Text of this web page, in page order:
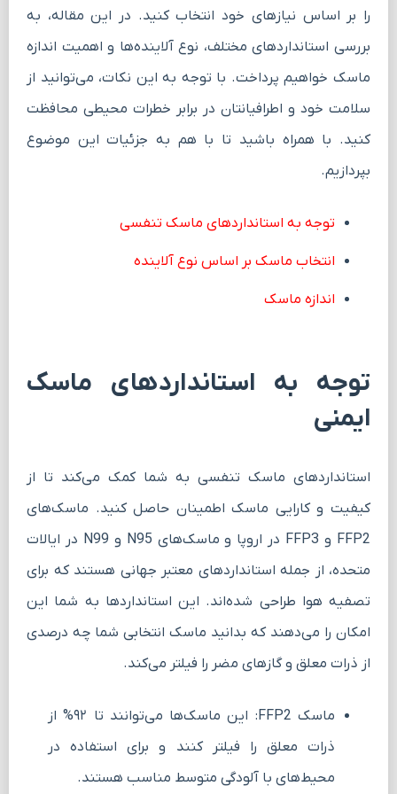
را بر اساس نیازهای خود انتخاب کنید. در این مقاله، به
بررسی استانداردهای مختلف، نوع آلاینده‌ها و اهمیت اندازه
ماسک خواهیم پرداخت. با توجه به این نکات، می‌توانید از
سلامت خود و اطرافیانتان در برابر خطرات محیطی محافظت
کنید. با همراه باشید تا با هم به جزئیات این موضوع
بپردازیم.
توجه به استانداردهای ماسک تنفسی
انتخاب ماسک بر اساس نوع آلاینده
اندازه ماسک
توجه به استانداردهای ماسک
ایمنی
استانداردهای ماسک تنفسی به شما کمک می‌کند تا از
کیفیت و کارایی ماسک اطمینان حاصل کنید. ماسک‌های
FFP2 و FFP3 در اروپا و ماسک‌های N95 و N99 در ایالات
متحده، از جمله استانداردهای معتبر جهانی هستند که برای
تصفیه هوا طراحی شده‌اند. این استانداردها به شما این
امکان را می‌دهند که بدانید ماسک انتخابی شما چه درصدی
از ذرات معلق و گازهای مضر را فیلتر می‌کند.
ماسک FFP2: این ماسک‌ها می‌توانند تا ۹۲% از
ذرات معلق را فیلتر کنند و برای استفاده در
محیط‌های با آلودگی متوسط مناسب هستند.